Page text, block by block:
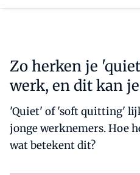
Zo herken je
werk, en dit kan
'Quiet' of 'soft quitting'
jonge werknemers. Hoe
wat betekent dit?